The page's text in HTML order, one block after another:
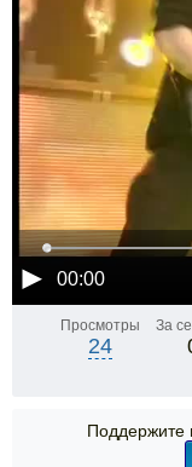
00:00
Просмотры
24
За
Поддержите